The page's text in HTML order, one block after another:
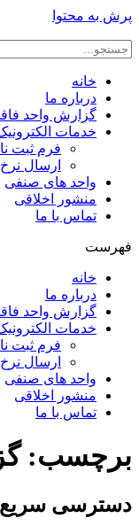
پرش به محتوا
خانه
درباره ما
گزارش واحد
خدمات
فرم ثبت
ارسال
واحد های صنفی
منشور اخلاقی
تماس با ما
فهرست
خانه
درباره ما
گزارش واحد
خدمات
فرم ثبت
ارسال
واحد های صنفی
منشور اخلاقی
تماس با ما
برچسب:
دسترسی سریع